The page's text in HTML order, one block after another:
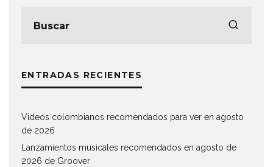
ENTRADAS RECIENTES
Videos colombianos recomendados para ver en agosto
de 2026
Lanzamientos musicales recomendados en agosto de
2026 de Groover